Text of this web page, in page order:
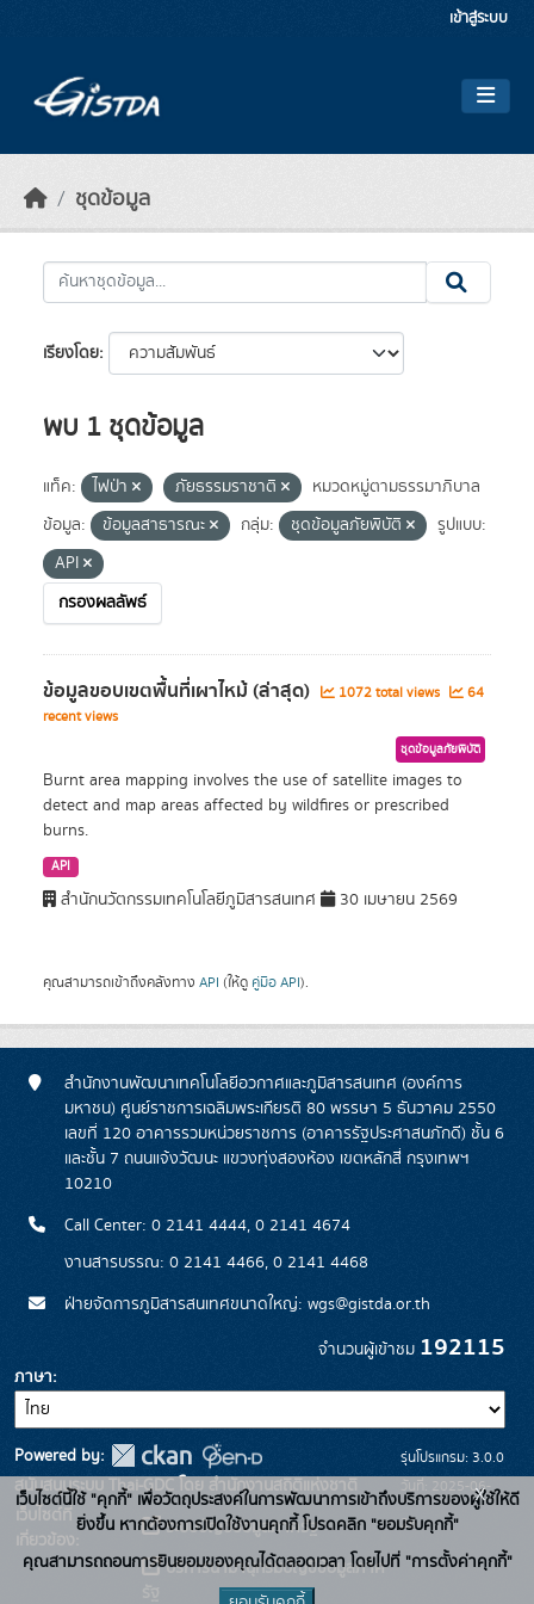
เข้าสู่ระบบ
ชุดข้อมูล
เรียงโดย
พบ 1 ชุดข้อมูล
แท็ค: ไฟป่า ภัยธรรมราชาติ
หมวดหมู่ตามธรรมาภิบาล
ข้อมูล:
ข้อมูลสาธารณะ กลุ่ม: ชุดข้อมูลภัยพิบัติ
รูปแบบ:
API
กรองผลลัพธ์
ข้อมูลขอบเขตพื้นที่เผาไหม้ (ล่าสุด) 1072 total views
64
recent views
ชุดข้อมูลภัยพิบัติ
Burnt area mapping involves the use of satellite images to
detect and map areas affected by wildfires or prescribed
burns.
API
สำนักนวัตกรรมเทคโนโลยีภูมิสารสนเทศ 30 เมษายน 2569
คุณสามารถเข้าถึงคลังทาง API (ให้ดู คู่มือ API).
สำนักงานพัฒนาเทคโนโลยีอวกาศและภูมิสารสนเทศ (องค์การ
มหาชน) ศูนย์ราชการเฉลิมพระเกียรติ 80 พรรษา 5 ธันวาคม 2550
เลขที่ 120 อาคารรวมหน่วยราชการ (อาคารรัฐประศาสนภักดี) ชั้น 6
และชั้น 7 ถนนแจ้งวัฒนะ แขวงทุ่งสองห้อง เขตหลักสี่ กรุงเทพฯ
10210
Call Center: 0 2141 4444, 0 2141 4674
งานสารบรรณ: 0 2141 4466, 0 2141 4468
ฝ่ายจัดการภูมิสารสนเทศขนาดใหญ่: wgs@gistda.or.th
จำนวนผู้เข้าชม 192115
ภาษา
Powered by:
สนับสนุนระบบ Thai-GDC โดย สำนักงานสถิติแห่งชาติ
เว็บไซต์ที่
เกี่ยวข้อง:
ระบบบัญชีข้อมูลภาครัฐ
บริการนามานุกรมบัญชีข้อมูลภาค
รุ่นโปรแกรม: 3.0.0
วันที่: 2025-06-
26
เว็บไซต์นี้ใช้ "คุกกี้" เพื่อวัตถุประสงค์ในการพัฒนาการเข้าถึงบริการของผู้ใช้ให้ดี
ยิ่งขึ้น หากต้องการเปิดใช้งานคุกกี้ โปรดคลิก "ยอมรับคุกกี้"
คุณสามารถถอนการยินยอมของคุณได้ตลอดเวลา โดยไปที่ "การตั้งค่าคุกกี้"
x